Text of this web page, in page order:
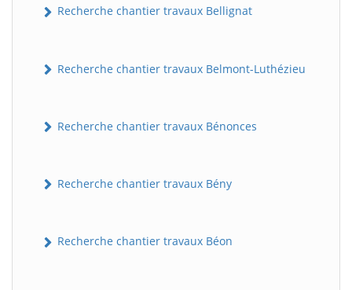
Recherche chantier travaux Bellignat
Recherche chantier travaux Belmont-Luthézieu
Recherche chantier travaux Bénonces
Recherche chantier travaux Bény
Recherche chantier travaux Béon